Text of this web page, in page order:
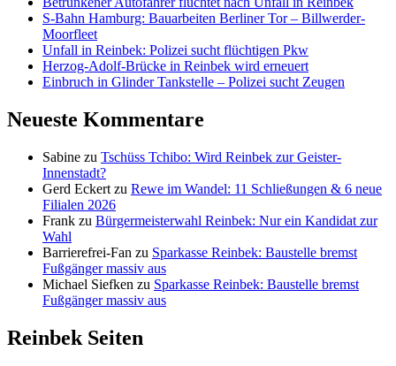
S-Bahn Hamburg: Bauarbeiten Berliner Tor – Billwerder-
Moorfleet
Unfall in Reinbek: Polizei sucht flüchtigen Pkw
Herzog-Adolf-Brücke in Reinbek wird erneuert
Einbruch in Glinder Tankstelle – Polizei sucht Zeugen
Neueste Kommentare
Sabine zu Tschüss Tchibo: Wird Reinbek zur Geister-
Innenstadt?
Gerd Eckert zu Rewe im Wandel: 11 Schließungen & 6 neue
Filialen 2026
Frank zu Bürgermeisterwahl Reinbek: Nur ein Kandidat zur
Wahl
Barrierefrei-Fan zu Sparkasse Reinbek: Baustelle bremst
Fußgänger massiv aus
Michael Siefken zu Sparkasse Reinbek: Baustelle bremst
Fußgänger massiv aus
Reinbek Seiten